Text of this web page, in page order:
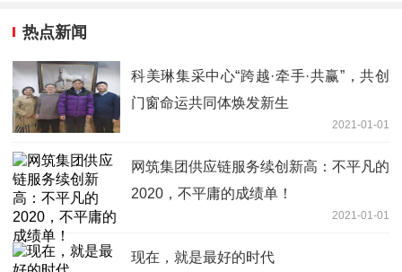
热点新闻
科美琳集采中心“跨越·牵手·共赢”，共创
门窗命运共同体焕发新生
2021-01-01
网筑集团供应链服务续创新高：不平凡的
2020，不平庸的成绩单！
2021-01-01
现在，就是最好的时代